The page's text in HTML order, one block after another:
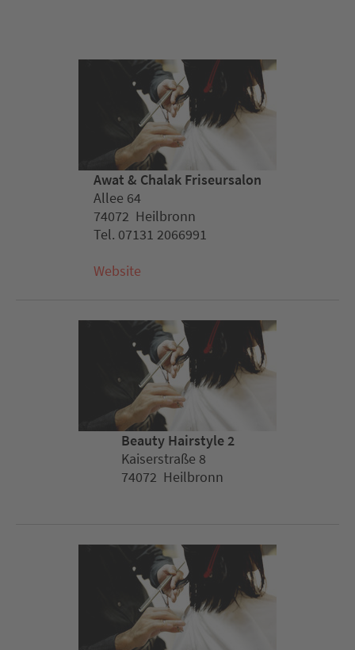
Awat & Chalak Friseursalon
Allee 64
74072 Heilbronn
Tel. 07131 2066991
Website
Beauty Hairstyle 2
Kaiserstraße 8
74072 Heilbronn